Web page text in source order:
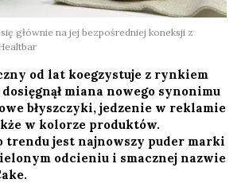
głównie na jej bezpośredniej koneksji z
od lat koegzystuje z rynkiem
miana nowego synonimu
błyszczyki, jedzenie w reklamie
w kolorze produktów.
trendu jest najnowszy puder marki
odcieniu i smacznej nazwie